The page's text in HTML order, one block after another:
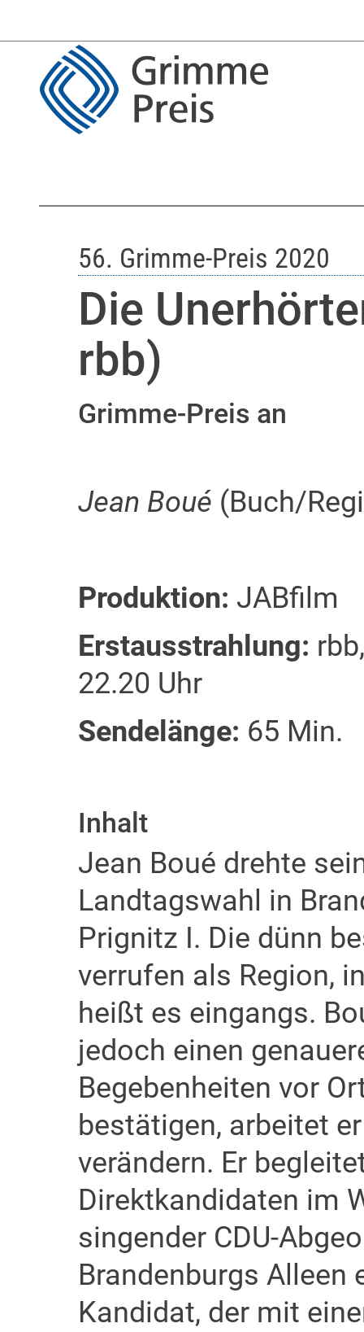
56. Grimme-Preis 2020
Die
rbb)
Grimme-Preis an
Jean Boué (Buch/
Produktion: JABfilm
Erstausstrahlung:
22.20 Uhr
Sendelänge: 65 Min.
Inhalt
Jean Boué drehte
Landtagswahl in
Prignitz I. Die dünn
verrufen als Region,
heißt es eingangs.
jedoch einen
Begebenheiten vor
bestätigen, arbeitet
verändern. Er
Direktkandidaten im
singender CDU-
Brandenburgs Alleen
Kandidat, der mit